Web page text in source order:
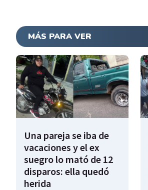
MÁS PARA VER
Una pareja se iba de
vacaciones y el ex
suegro lo mató de 12
disparos: ella quedó
herida